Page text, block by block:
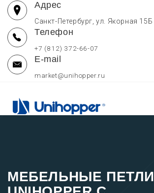
Перейти
содержимому
Адрес
Санкт-Петербург, ул. Якорная 15Б
Телефон
+7 (812) 372-66-07
E-mail
market@unihopper.ru
UNIHOPPER РОССИЯ
МЕБЕЛЬНЫЕ
МЕБЕЛЬНЫЕ ПЕТЛИ